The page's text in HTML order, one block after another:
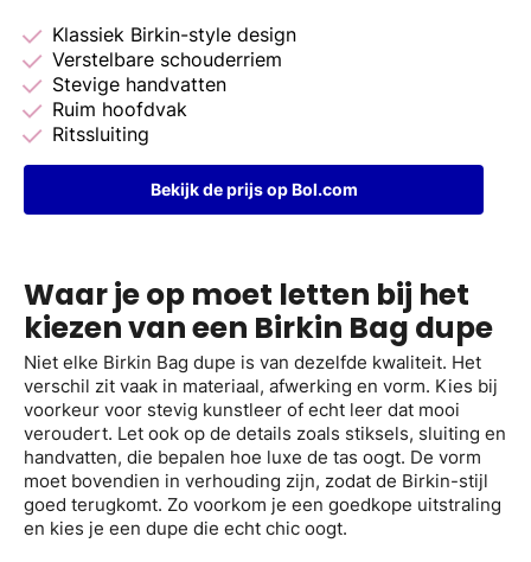
Klassiek Birkin-style design
Verstelbare schouderriem
Stevige handvatten
Ruim hoofdvak
Ritssluiting
Bekijk de prijs op Bol.com
Waar je op moet letten bij het
kiezen van een Birkin Bag dupe
Niet elke Birkin Bag dupe is van dezelfde kwaliteit. Het
verschil zit vaak in materiaal, afwerking en vorm. Kies bij
voorkeur voor stevig kunstleer of echt leer dat mooi
veroudert. Let ook op de details zoals stiksels, sluiting en
handvatten, die bepalen hoe luxe de tas oogt. De vorm
moet bovendien in verhouding zijn, zodat de Birkin-stijl
goed terugkomt. Zo voorkom je een goedkope uitstraling
en kies je een dupe die echt chic oogt.